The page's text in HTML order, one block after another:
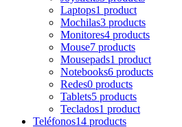
Laptops1 product
Mochilas3 products
Monitores4 products
Mouse7 products
Mousepads1 product
Notebooks6 products
Redes0 products
Tablets5 products
Teclados1 product
Teléfonos14 products